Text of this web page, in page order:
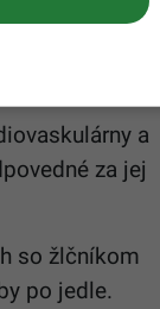
a
za jej
so žlčníkom
po jedle.